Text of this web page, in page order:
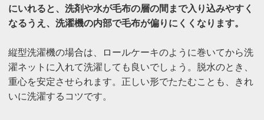
にいれると、洗剤や水が毛布の層の間まで入り込みやすく
なるうえ、洗濯機の内部で毛布が偏りにくくなります。
縦型洗濯機の場合は、ロールケーキのように巻いてから洗
濯ネットに入れて洗濯しても良いでしょう。脱水のとき、
重心を安定させられます。正しい形でたたむことも、きれ
いに洗濯するコツです。